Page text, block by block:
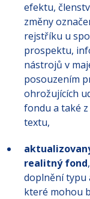
efektu,
změny
rejstříku u
prospektu,
nástrojů v
posouzením
ohrožujících
fondu a také
textu,
realitný fond
doplnění typu
které mohou